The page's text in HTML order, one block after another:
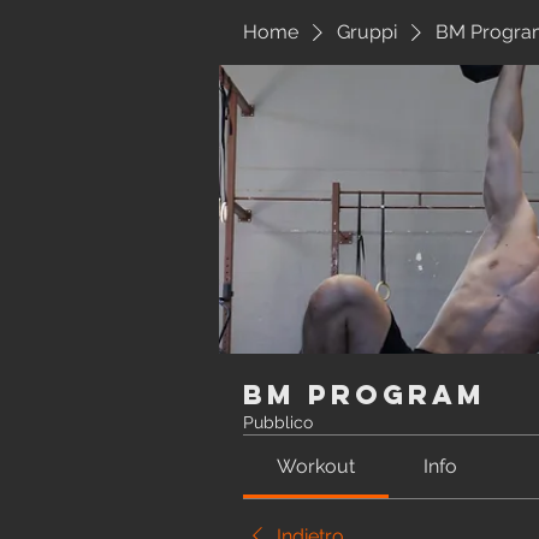
Home Gruppi BM
BM Program
Pubblico
Workout Info